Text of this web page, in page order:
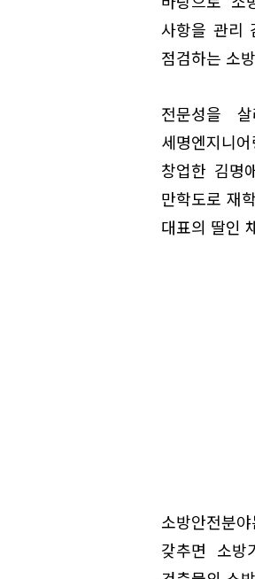
사항을 관리
점검하는 소
전문성을
세명엔지니
창업한 김명
만학도로 재
대표의 딸인
소방안전분
갖추면 소